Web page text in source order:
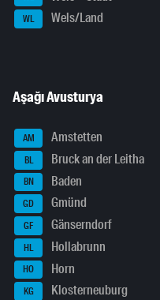
WL Wels/Land
Aşağı Avusturya
AM Amstetten
BL Bruck an der Leitha
BN Baden
GD Gmünd
GF Gänserndorf
HL Hollabrunn
HO Horn
KG Klosterneuburg